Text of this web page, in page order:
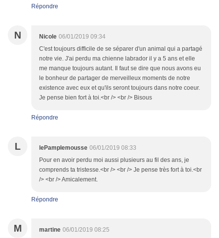
Répondre
N Nicole 06/01/2019 09:34
C'est toujours difficile de se séparer d'un animal qui a partagé
notre vie. J'ai perdu ma chienne labrador il y a 5 ans et elle
me manque toujours autant. Il faut se dire que nous avons eu
le bonheur de partager de merveilleux moments de notre
existence avec eux et qu'ils seront toujours dans notre coeur.
Je pense bien fort à toi.<br /> <br /> Bisous
Répondre
L lePamplemousse 06/01/2019 08:33
Pour en avoir perdu moi aussi plusieurs au fil des ans, je
comprends ta tristesse.<br /> <br /> Je pense très fort à toi.<br
/> <br /> Amicalement.
Répondre
M martine 06/01/2019 08:25